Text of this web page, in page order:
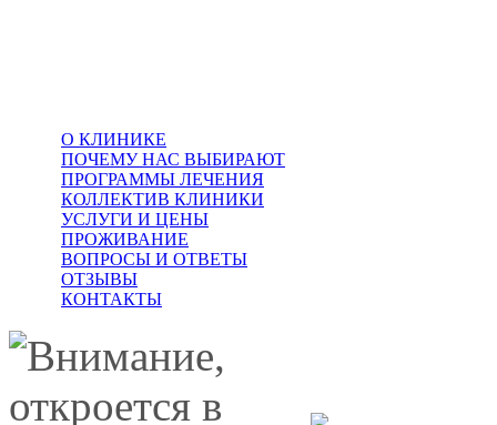
О КЛИНИКЕ
ПОЧЕМУ НАС ВЫБИРАЮТ
ПРОГРАММЫ ЛЕЧЕНИЯ
КОЛЛЕКТИВ КЛИНИКИ
УСЛУГИ И ЦЕНЫ
ПРОЖИВАНИЕ
ВОПРОСЫ И ОТВЕТЫ
ОТЗЫВЫ
КОНТАКТЫ